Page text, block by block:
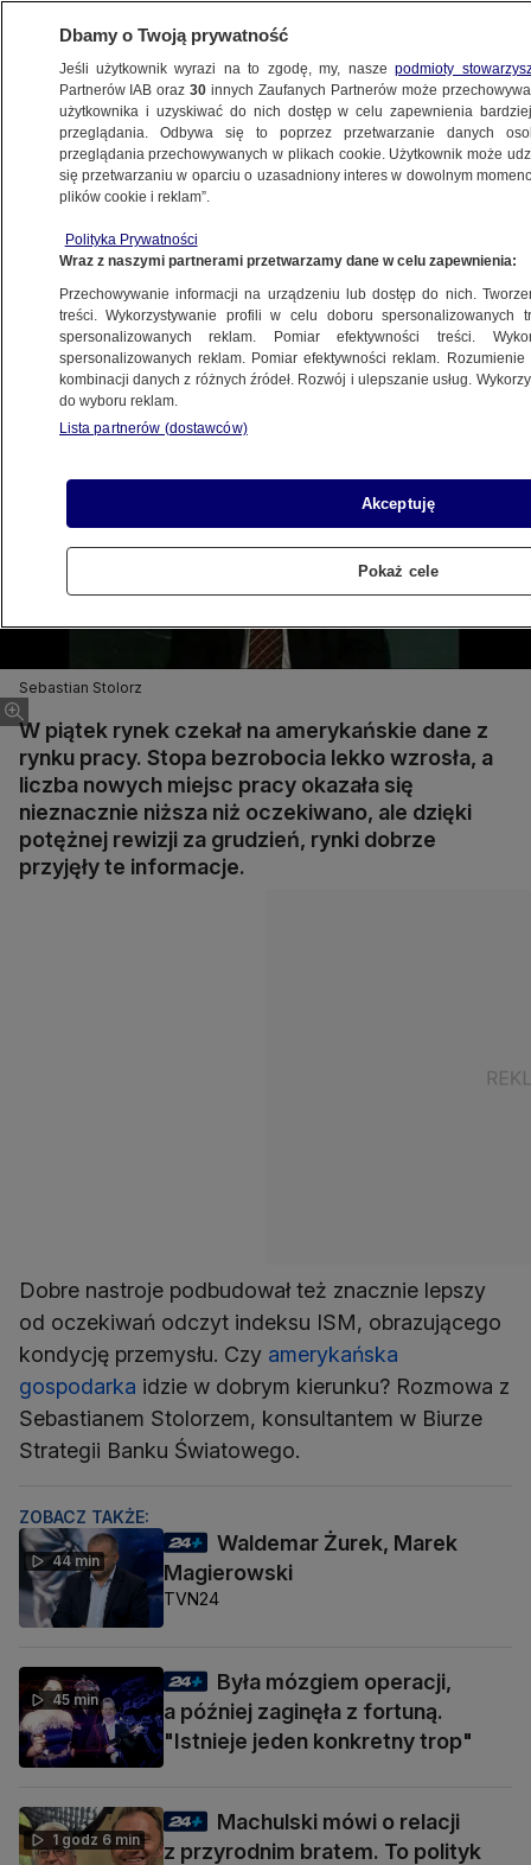
BIZNES
Z KRAJU
1.02.2013, 23:51
Udostępnij
Sebastian Stolorz
W piątek rynek czekał na amerykańskie dane z
rynku pracy. Stopa bezrobocia lekko wzrosła, a
liczba nowych miejsc pracy okazała się
nieznacznie niższa niż oczekiwano, ale dzięki
potężnej rewizji za grudzień, rynki dobrze
przyjęły te informacje.
Dobre nastroje podbudował też znacznie lepszy
od oczekiwań odczyt indeksu ISM, obrazującego
kondycję przemysłu. Czy amerykańska
gospodarka idzie w dobrym kierunku? Rozmowa z
Sebastianem Stolorzem, konsultantem w Biurze
Strategii Banku Światowego.
ZOBACZ TAKŻE:
44 min
Waldemar Żurek, Marek
Magierowski
TVN24
45 min
Była mózgiem operacji,
a później zaginęła z fortuną.
"Istnieje jeden konkretny trop"
1 godz 6 min
Machulski mówi o relacji
z przyrodnim bratem. To polityk
Dbamy o Twoją prywatność
Jeśli użytkownik wyrazi na to zgodę, my, naszepodmioty
Partnerów IAB oraz30 innych Zaufanych Partnerów może
użytkownika i uzyskiwać do nich dostęp w celu zapewnienia
przeglądania. Odbywa się to poprzez przetwarzanie danych
przeglądania przechowywanych w plikach cookie. Użytkownik może
się przetwarzaniu w oparciu o uzasadniony interes w dowolnym
plików cookie i reklam”.
Polityka Prywatności
Wraz z naszymi partnerami przetwarzamy dane w celu zapewnienia:
Przechowywanie informacji na urządzeniu lub dostęp do nich.
treści. Wykorzystywanie profili w celu doboru spersonalizowanych
spersonalizowanych reklam. Pomiar efektywności treści.
spersonalizowanych reklam. Pomiar efektywności reklam.
kombinacji danych z różnych źródeł. Rozwój i ulepszanie usług.
do wyboru reklam.
Lista partnerów (dostawców)
Akceptuję
Pokaż cele